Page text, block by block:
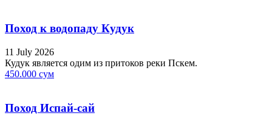
Поход к водопаду Кудук
11 July 2026
Кудук является одим из притоков реки Пскем.
450.000 сум
Поход Испай-сай